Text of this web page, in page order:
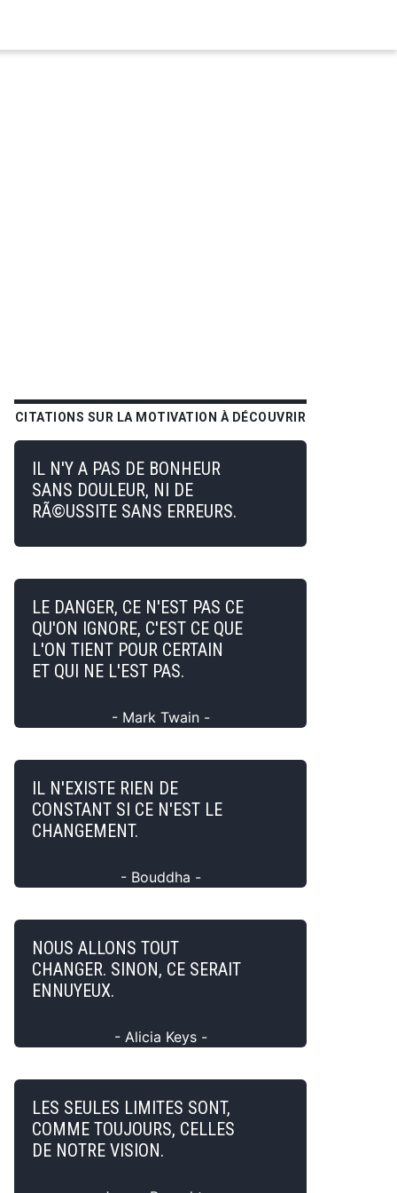
CITATIONS SUR LA MOTIVATION À DÉCOUVRIR
IL N'Y A PAS DE BONHEUR
SANS DOULEUR, NI DE
RÃ©USSITE SANS ERREURS.
LE DANGER, CE N'EST PAS CE
QU'ON IGNORE, C'EST CE QUE
L'ON TIENT POUR CERTAIN
ET QUI NE L'EST PAS.
- Mark Twain -
IL N'EXISTE RIEN DE
CONSTANT SI CE N'EST LE
CHANGEMENT.
- Bouddha -
NOUS ALLONS TOUT
CHANGER. SINON, CE SERAIT
ENNUYEUX.
- Alicia Keys -
LES SEULES LIMITES SONT,
COMME TOUJOURS, CELLES
DE NOTRE VISION.